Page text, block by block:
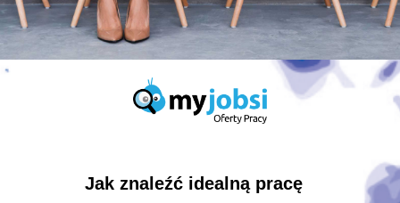
Jak znaleźć idealną pracę